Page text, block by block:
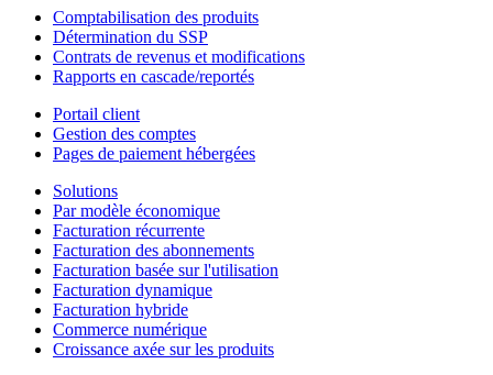
Comptabilisation des produits
Détermination du SSP
Contrats de revenus et modifications
Rapports en cascade/reportés
Portail client
Gestion des comptes
Pages de paiement hébergées
Solutions
Par modèle économique
Facturation récurrente
Facturation des abonnements
Facturation basée sur l'utilisation
Facturation dynamique
Facturation hybride
Commerce numérique
Croissance axée sur les produits